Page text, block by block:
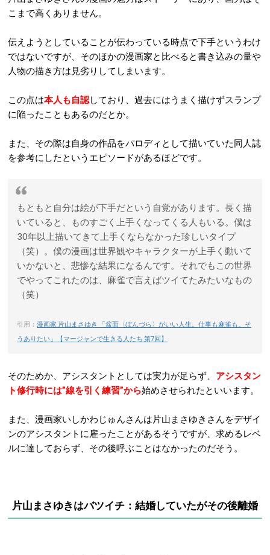
こまで高くありません。
伝えようとしていることが伝わっている時点で下手というわけ
ではないですが、そのほかの漫画家と比べると書き込みの量や
人物の描き方は見劣りしてしまいます。
この点は本人も自認しており、過去にはうまく描けずスランプ
に陥ったこともあるのだとか。
また、その際は自身の作品をパロディとして描いていた同人誌
を参考にしたというエピソードがあるほどです。
もともと自分は絵が下手だという自覚があります。長く描
いていると、ものすごく上手くなってくる人もいる。僕は
30年以上描いてきて上手くならなかった珍しいタイプ
（笑）。僕の漫画は世界観やキャラクターが上手く動いて
いかないと、悲惨な結果になるんです。それでもこの世界
でやってこれたのは、麻雀で言えばツイてたみたいなもの
（笑）
引用： 漫画家 片山まさゆき 「盆面〈ぼんづら〉がいい人生。仕事も麻雀も。そ
うありたい」【マージャンで生きる人たち 第7回】
そのためか、アシスタントとしては実力が足らず、 アシスタン
ト修行時には”線を引く練習”から始めさせられたといいます。
また、漫画家いしかわじゅんさんは片山まさゆきさんをデザイ
ンのアシスタントに雇ったことがあるそうですが、求めるレベ
ルに達しておらず、その後呼ぶことはなかったのだそう。
片山まさゆきはバツイチ：結婚していたがその後離婚